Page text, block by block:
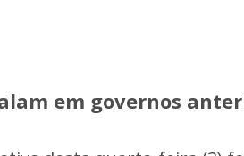
em governos